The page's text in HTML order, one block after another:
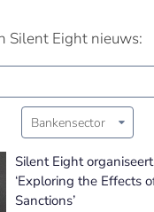
Silent Eight nieuws:
Bankensector
Silent Eight
‘Exploring the Effects
Sanctions’